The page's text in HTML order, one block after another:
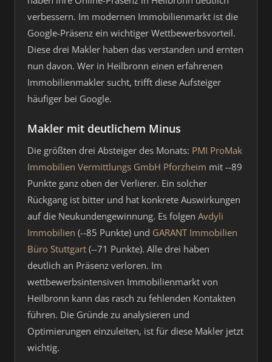
verbessern. Im modernen Immobilienmarkt ist die
Google-Präsenz ein wichtiger Wettbewerbsvorteil.
Diese drei Makler haben das verstanden und ernten
nun davon. Wer in Heilbronn einen erfahrenen
Immobilienmakler sucht, trifft diese Aufsteiger
häufiger bei Google.
Makler mit deutlichem Minus
Die größten drei Absteiger des Monats: PMI ProMak
Immobilien Vermittlungs GmbH Pforzheim mit --89
Punkte ganz oben der Verlierer. Ein solcher
Rückgang ist bitter und hat konkrete Auswirkungen
auf die Neukundengewinnung. Es folgen Avdyli
Immobilien (--85 Punkte) und GARANT Immobilien
Büro Stuttgart (--71 Punkte). Alle drei haben
deutlich an Präsenz verloren. Im
wettbewerbsintensiven Immobilienmarkt von
Heilbronn kann das rasch zu fehlenden Kontakten
führen. Die Gründe zu analysieren und
Optimierungen einzuleiten, ist für diese Makler jetzt
wichtig.